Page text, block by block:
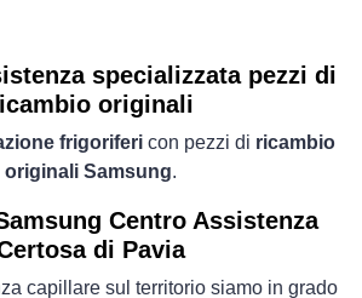
specializzata pezzi di
originali
frigorifericon pezzi di ricambio
originali Samsung.
Centro Assistenza
di Pavia
capillare sul territorio siamo in grado